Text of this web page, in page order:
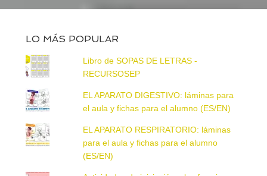
LO MÁS POPULAR
Libro de SOPAS DE LETRAS -
RECURSOSEP
EL APARATO DIGESTIVO: láminas para
el aula y fichas para el alumno (ES/EN)
EL APARATO RESPIRATORIO: láminas
para el aula y fichas para el alumno
(ES/EN)